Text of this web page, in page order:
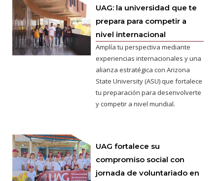
UAG: la universidad que te
prepara para competir a
nivel internacional
Amplía tu perspectiva mediante
experiencias internacionales y una
alianza estratégica con Arizona
State University (ASU) que fortalece
tu preparación para desenvolverte
y competir a nivel mundial.
UAG fortalece su
compromiso social con
jornada de voluntariado en